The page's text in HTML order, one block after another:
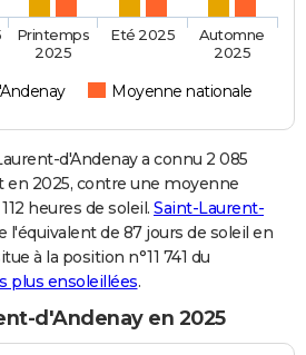
Moyenne nationale
Printemps
2025
Eté 2025
Automne
2025
d'Andenay a connu 2 085
2025, contre une moyenne
heures de soleil. Saint-Laurent-
l'équivalent de 87 jours de soleil en
à la position n°11 741 du
plus ensoleillées.
d'Andenay en 2025